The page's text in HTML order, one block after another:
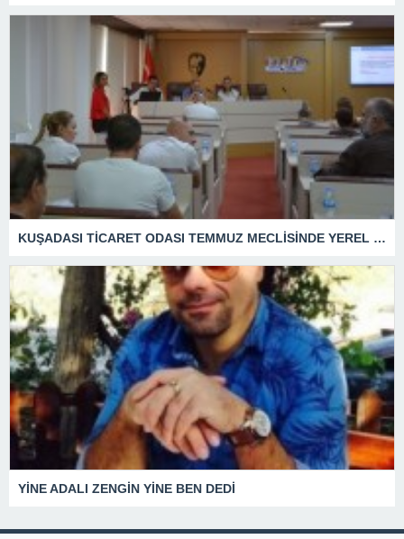
KUŞADASI TİCARET ODASI TEMMUZ MECLİSİNDE YEREL İŞLETMELERE ANLAMLI DESTEK
YİNE ADALI ZENGİN YİNE BEN DEDİ